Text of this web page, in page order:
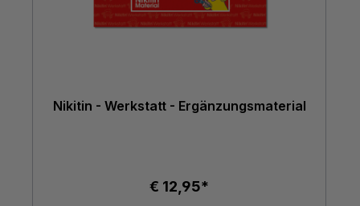
Nikitin - Werkstatt - Ergänzungsmaterial
€ 12,95*